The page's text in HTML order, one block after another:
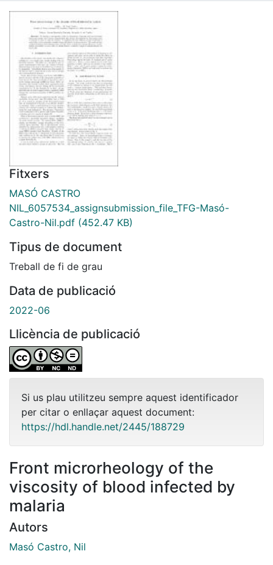
Fitxers
MASÓ CASTRO
NIL_6057534_assignsubmission_file_TFG-Masó-
Castro-Nil.pdf (452.47 KB)
Tipus de document
Treball de fi de grau
Data de publicació
2022-06
Llicència de publicació
Si us plau utilitzeu sempre aquest identificador
per citar o enllaçar aquest document:
https://hdl.handle.net/2445/188729
Front microrheology of the
viscosity of blood infected by
malaria
Autors
Masó Castro, Nil